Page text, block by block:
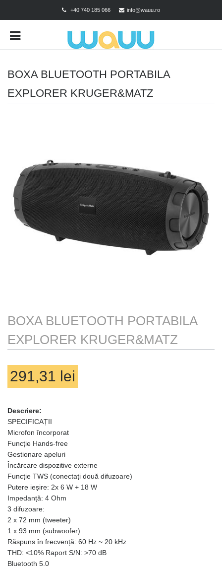
CONTUL MEU
POLITICA DE RETUR
TERMENI SI CONDITII
TEST
TRACK ORDER
Nu sunt produse in coș
+40 740 185 066 info@wauu.ro
BOXA BLUETOOTH PORTABILA
EXPLORER KRUGER&MATZ
BOXA BLUETOOTH PORTABILA
EXPLORER KRUGER&MATZ
291,31 lei
Descriere:
SPECIFICAȚII
Microfon încorporat
Funcție Hands-free
Gestionare apeluri
Încărcare dispozitive externe
Funcție TWS (conectați două difuzoare)
Putere ieșire: 2x 6 W + 18 W
Impedanță: 4 Ohm
3 difuzoare:
2 x 72 mm (tweeter)
1 x 93 mm (subwoofer)
Răspuns în frecvență: 60 Hz ~ 20 kHz
THD: <10% Raport S/N: >70 dB
Bluetooth 5.0